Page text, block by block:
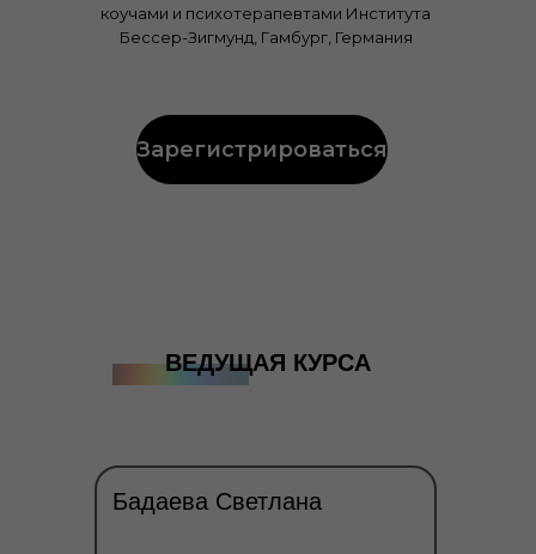
коучами и психотерапевтами Института
Бессер-Зигмунд, Гамбург, Германия
Зарегистрироваться
Бадаева Светлана
ВЕДУЩАЯ КУРСА